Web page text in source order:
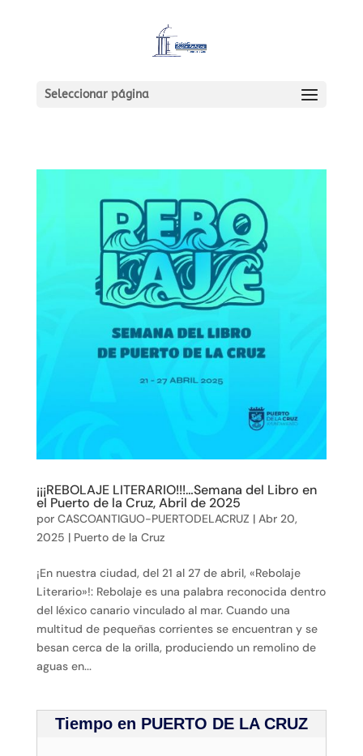
Seleccionar página
¡¡¡REBOLAJE LITERARIO!!!…Semana del Libro en
el Puerto de la Cruz, Abril de 2025
por CASCOANTIGUO-PUERTODELACRUZ | Abr 20,
2025 | Puerto de la Cruz
¡En nuestra ciudad, del 21 al 27 de abril, «Rebolaje
Literario»!: Rebolaje es una palabra reconocida dentro
del léxico canario vinculado al mar. Cuando una
multitud de pequeñas corrientes se encuentran y se
besan cerca de la orilla, produciendo un remolino de
aguas en...
Tiempo en PUERTO DE LA CRUZ